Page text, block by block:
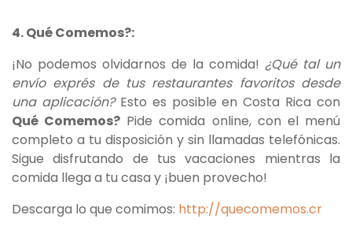
4. Qué Comemos?:
¡No podemos olvidarnos de la comida! ¿Qué tal un
envío exprés de tus restaurantes favoritos desde
una aplicación?Esto es posible en Costa Rica con
Qué Comemos? Pide comida online, con el menú
completo a tu disposición y sin llamadas telefónicas.
Sigue disfrutando de tus vacaciones mientras la
comida llega a tu casa y ¡buen provecho!
Descarga lo que comimos: http://quecomemos.cr